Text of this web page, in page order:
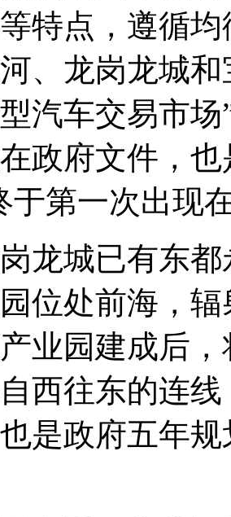
特点，遵循
、龙岗龙城
汽车交易市
政府文件，
于第一次出现
龙城已有东
位处前海，
业园建成后
西往东的连
是政府五年